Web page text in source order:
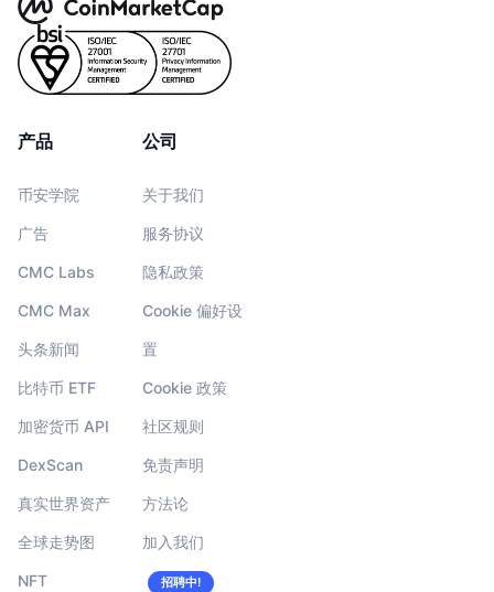
产品
币安学院
广告
CMC Labs
CMC Max
头条新闻
比特币 ETF
加密货币 API
DexScan
真实世界资产
全球走势图
NFT
公司
关于我们
服务协议
隐私政策
Cookie 偏好设
置
Cookie 政策
社区规则
免责声明
方法论
加入我们
招聘中!